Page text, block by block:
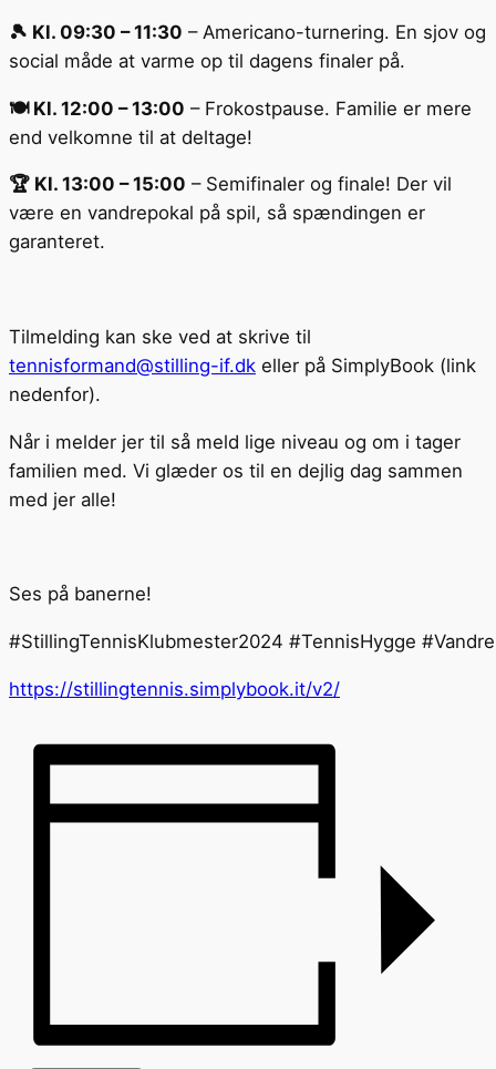
🎾 Kl. 09:30 – 11:30 – Americano-turnering. En sjov og
social måde at varme op til dagens finaler på.
🍽️ Kl. 12:00 – 13:00 – Frokostpause. Familie er mere
end velkomne til at deltage!
🏆 Kl. 13:00 – 15:00 – Semifinaler og finale! Der vil
være en vandrepokal på spil, så spændingen er
garanteret.
Tilmelding kan ske ved at skrive til
tennisformand@stilling-if.dk eller på SimplyBook (link
nedenfor).
Når i melder jer til så meld lige niveau og om i tager
familien med. Vi glæder os til en dejlig dag sammen
med jer alle!
Ses på banerne!
#StillingTennisKlubmester2024 #TennisHygge
https://stillingtennis.simplybook.it/v2/